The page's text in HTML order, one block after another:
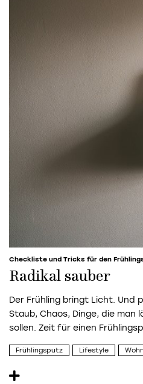
Checkliste und Tricks für den
Radikal sauber
Der Frühling bringt Licht. Und
Staub, Chaos, Dinge, die
sollen. Zeit für einen
Frühlingsputz Lifestyle